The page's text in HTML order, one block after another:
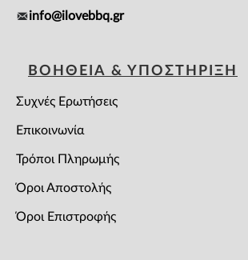
info@ilovebbq.gr
ΒΟΗΘΕΙΑ & ΥΠΟΣΤΗΡΙΞΗ
Συχνές Ερωτήσεις
Επικοινωνία
Τρόποι Πληρωμής
Όροι Αποστολής
Όροι Επιστροφής